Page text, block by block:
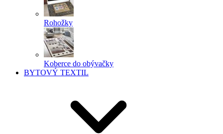
Rohožky
Koberce do obývačky
BYTOVÝ TEXTIL